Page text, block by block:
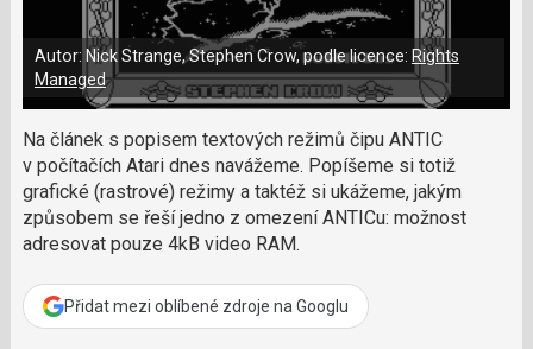
č
l
á
n
e
k
?
o
d
e
b
Autor: Nick Strange, Stephen Crow, podle licence: Rights
Managed
Na článek s popisem textových režimů čipu ANTIC
v počítačích Atari dnes navážeme. Popíšeme si totiž
grafické (rastrové) režimy a taktéž si ukážeme, jakým
způsobem se řeší jedno z omezení ANTICu: možnost
adresovat pouze 4kB video RAM.
Přidat mezi oblíbené zdroje na Googlu